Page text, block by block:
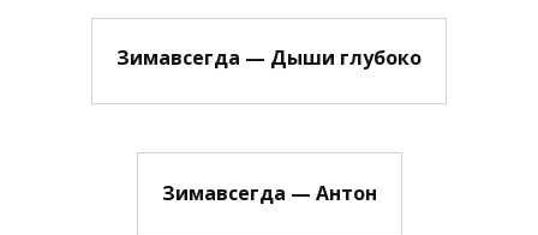
Зимавсегда — Дыши глубоко
Зимавсегда — Антон